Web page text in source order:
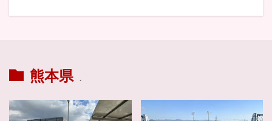
熊本県 .